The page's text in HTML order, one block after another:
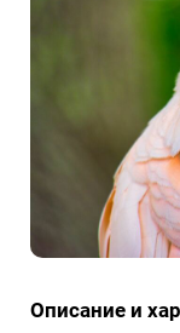
Описание и